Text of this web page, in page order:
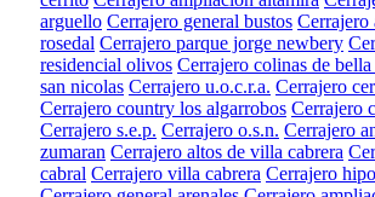
arguello Cerrajero general bustos Cerrajero
rosedal Cerrajero parque jorge newbery
residencial olivos Cerrajero colinas de
san nicolas Cerrajero u.o.c.r.a. Cerrajero
Cerrajero country los algarrobos Cerrajero
Cerrajero s.e.p. Cerrajero o.s.n. Cerrajero
zumaran Cerrajero altos de villa cabrera
cabral Cerrajero villa cabrera Cerrajero